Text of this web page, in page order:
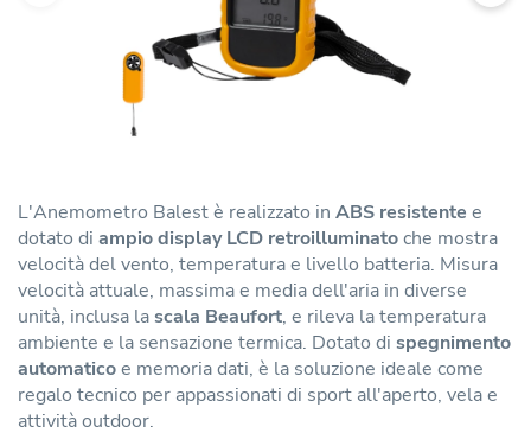
L'Anemometro Balest è realizzato in ABS resistente e
dotato di ampio display LCD retroilluminatoche mostra
velocità del vento, temperatura e livello batteria. Misura
velocità attuale, massima e media dell'aria in diverse
unità, inclusa lascala Beaufort, e rileva la temperatura
ambiente e la sensazione termica. Dotato di spegnimento
automaticoe memoria dati, è la soluzione ideale come
regalo tecnico per appassionati di sport all'aperto, vela e
attività outdoor.